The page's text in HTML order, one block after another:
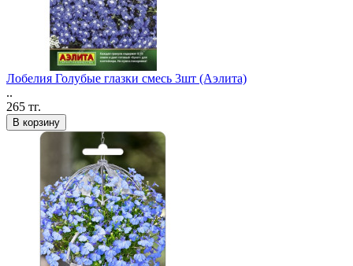
Лобелия Голубые глазки смесь 3шт (Аэлита)
..
265 тг.
В корзину